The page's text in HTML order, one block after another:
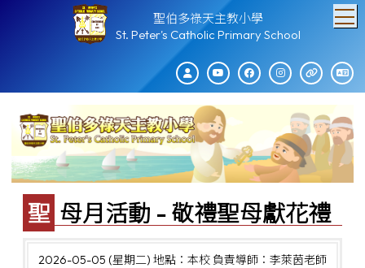
聖伯多祿天主教小學
St. Peter's Catholic Primary School
聖母月活動 - 敬禮聖母獻花禮
2026-05-05 (星期二) 地點：本校負責導師：李萊茵老師